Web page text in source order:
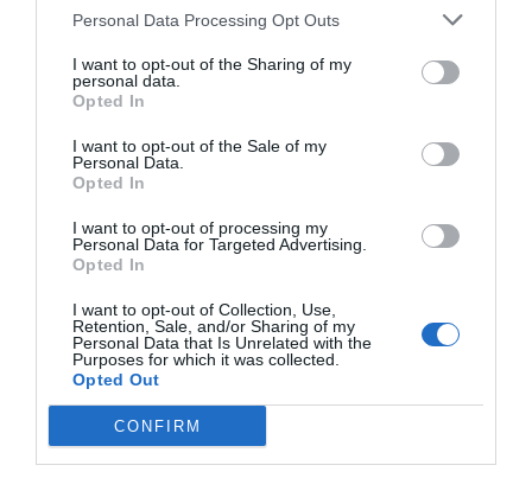
Personal Data Processing Opt Outs
I want to opt-out of the Sharing of my
personal data.
Opted In
I want to opt-out of the Sale of my
Personal Data.
Opted In
I want to opt-out of processing my
Personal Data for Targeted Advertising.
Opted In
I want to opt-out of Collection, Use,
Retention, Sale, and/or Sharing of my
Personal Data that Is Unrelated with the
Purposes for which it was collected.
Opted Out
CONFIRM
Cartell de les manifestacions per l'educació pública a la Ribera Alta. - EPDA
En la Ribera Baixa,Sueca acollirà una marxa verda
per l'educació pública esta vesprada a les 18 hores
Amb punt de trobada en la part peatonal
CEIP Cervantes, a la Ronda d'Espanya, l'itinerari farà